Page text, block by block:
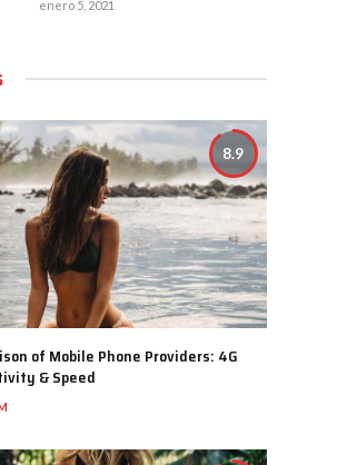
enero 5, 2021
8.9
of Mobile Phone Providers: 4G
& Speed